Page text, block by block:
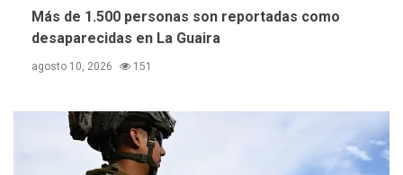
Más de 1.500 personas son reportadas como
desaparecidas en La Guaira
agosto 10, 2026 151